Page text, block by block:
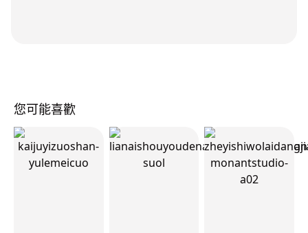
您可能喜歡